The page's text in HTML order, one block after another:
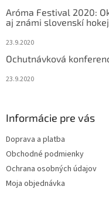
Aróma Festival 2020:
aj známi slovenskí
23.9.2020
Ochutnávková
23.9.2020
Informácie pre vás
Doprava a platba
Obchodné podmienky
Ochrana osobných údajov
Moja objednávka